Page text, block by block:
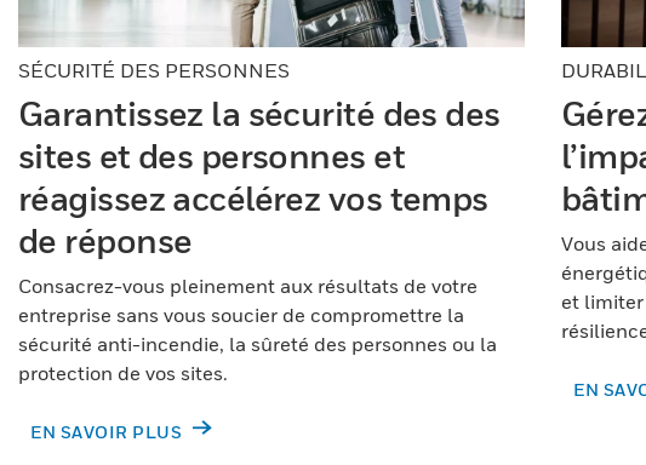
SÉCURITÉ DES PERSONNES
Garantissez la sécurité des des
sites et des personnes et
réagissez accélérez vos temps
de réponse
Consacrez-vous pleinement aux résultats de votre
entreprise sans vous soucier de compromettre la
sécurité anti-incendie, la sûreté des personnes ou la
protection de vos sites.
EN SAVOIR PLUS
Vous
et limiter
EN